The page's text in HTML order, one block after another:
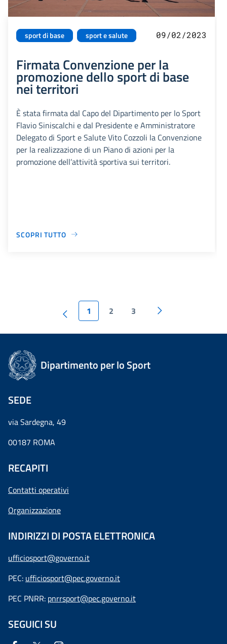
sport di base sport e salute 09/02/2023
Firmata Convenzione per la
promozione dello sport di base
nei territori
È stata firmata dal Capo del Dipartimento per lo Sport
Flavio Siniscalchi e dal Presidente e Amministratore
Delegato di Sport e Salute Vito Cozzoli la Convenzione
per la realizzazione di un Piano di azioni per la
promozione dell’attività sportiva sui territori.
SCOPRI TUTTO
1 2 3
Dipartimento per lo Sport
SEDE
via Sardegna, 49
00187 ROMA
RECAPITI
Contatti operativi
Organizzazione
INDIRIZZI DI POSTA ELETTRONICA
ufficiosport@governo.it
PEC: ufficiosport@pec.governo.it
PEC PNRR: pnrrsport@pec.governo.it
SEGUICI SU